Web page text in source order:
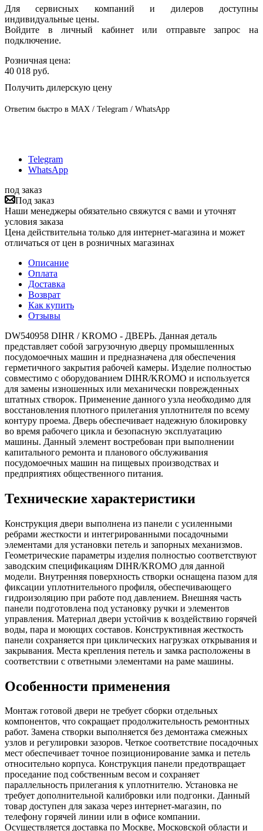
Для сервисных компаний и дилеров доступны
индивидуальные цены.
Войдите в личный кабинет или отправьте запрос на
подключение.
Розничная цена:
40 018 руб.
Получить дилерскую цену
Ответим быстро в MAX / Telegram / WhatsApp
Telegram
WhatsApp
под заказ
Под заказ
Наши менеджеры обязательно свяжутся с вами и уточнят
условия заказа
Цена действительна только для интернет-магазина и может
отличаться от цен в розничных магазинах
Описание
Оплата
Доставка
Возврат
Как купить
Отзывы
DW540958 DIHR / KROMO - ДВЕРЬ. Данная деталь
представляет собой загрузочную дверцу промышленных
посудомоечных машин и предназначена для обеспечения
герметичного закрытия рабочей камеры. Изделие полностью
совместимо с оборудованием DIHR/KROMO и используется
для замены изношенных или механически поврежденных
штатных створок. Применение данного узла необходимо для
восстановления плотного прилегания уплотнителя по всему
контуру проема. Дверь обеспечивает надежную блокировку
во время рабочего цикла и безопасную эксплуатацию
машины. Данный элемент востребован при выполнении
капитального ремонта и планового обслуживания
посудомоечных машин на пищевых производствах и
предприятиях общественного питания.
Технические характеристики
Конструкция двери выполнена из панели с усиленными
ребрами жесткости и интегрированными посадочными
элементами для установки петель и запорных механизмов.
Геометрические параметры изделия полностью соответствуют
заводским спецификациям DIHR/KROMO для данной
модели. Внутренняя поверхность створки оснащена пазом для
фиксации уплотнительного профиля, обеспечивающего
гидроизоляцию при работе под давлением. Внешняя часть
панели подготовлена под установку ручки и элементов
управления. Материал двери устойчив к воздействию горячей
воды, пара и моющих составов. Конструктивная жесткость
панели сохраняется при циклических нагрузках открывания и
закрывания. Места крепления петель и замка расположены в
соответствии с ответными элементами на раме машины.
Особенности применения
Монтаж готовой двери не требует сборки отдельных
компонентов, что сокращает продолжительность ремонтных
работ. Замена створки выполняется без демонтажа смежных
узлов и регулировки зазоров. Четкое соответствие посадочных
мест обеспечивает точное позиционирование замка и петель
относительно корпуса. Конструкция панели предотвращает
проседание под собственным весом и сохраняет
параллельность прилегания к уплотнителю. Установка не
требует дополнительной калибровки или подгонки. Данный
товар доступен для заказа через интернет-магазин, по
телефону горячей линии или в офисе компании.
Осуществляется доставка по Москве, Московской области и